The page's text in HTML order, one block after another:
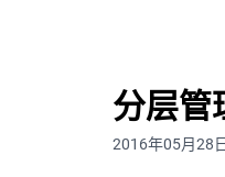
分层管
2016年05月28